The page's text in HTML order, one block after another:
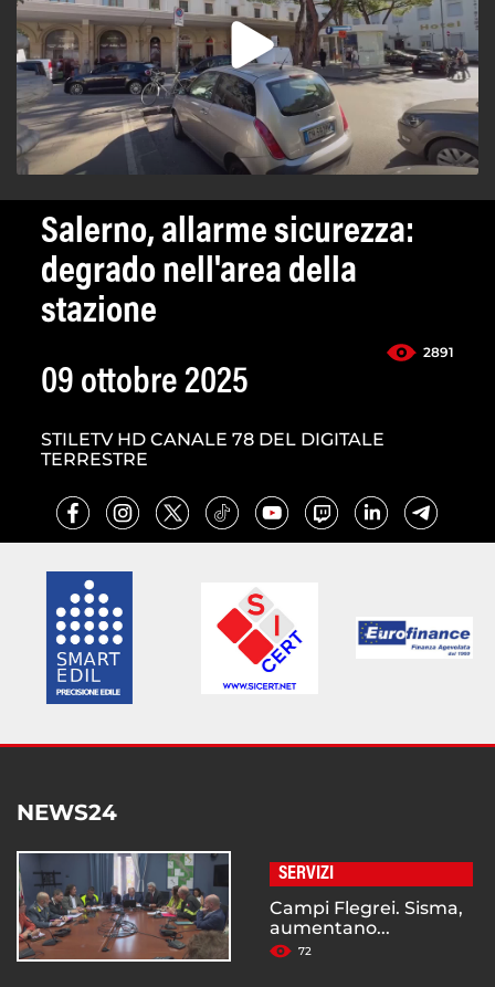
Salerno, allarme sicurezza:
degrado nell'area della
stazione
2891
09 ottobre 2025
STILETV HD CANALE 78 DEL DIGITALE
TERRESTRE
NEWS24
SERVIZI
Campi Flegrei. Sisma,
aumentano...
72